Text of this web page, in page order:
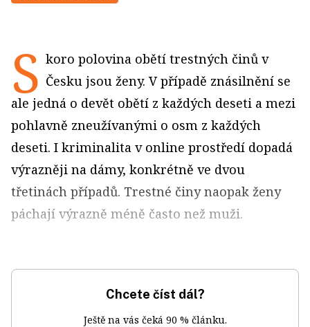
S koro polovina obětí trestných činů v
Česku jsou ženy. V případě znásilnění se
ale jedná o devět obětí z každých deseti a mezi
pohlavně zneužívanými o osm z každých
deseti. I kriminalita v online prostředí dopadá
výrazněji na dámy, konkrétně ve dvou
třetinách případů. Trestné činy naopak ženy
páchají výrazně méně často než muži.
Chcete číst dál?
Ještě na vás čeká 90 % článku.